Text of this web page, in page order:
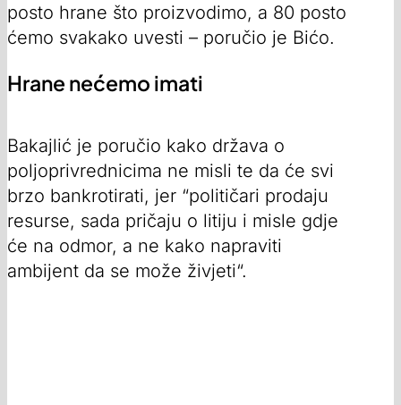
posto hrane što proizvodimo, a 80 posto
ćemo svakako uvesti – poručio je Bićo.
Hrane nećemo imati
Bakajlić je poručio kako država o
poljoprivrednicima ne misli te da će svi
brzo bankrotirati, jer “političari prodaju
resurse, sada pričaju o litiju i misle gdje
će na odmor, a ne kako napraviti
ambijent da se može živjeti“.